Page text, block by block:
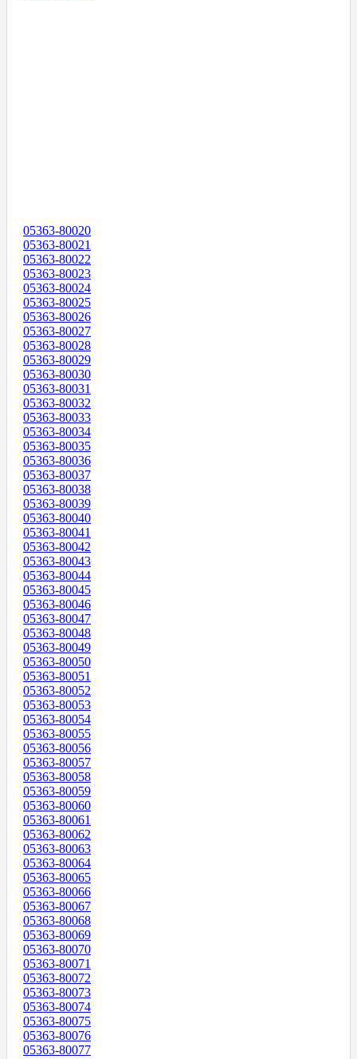
05363-80020
05363-80021
05363-80022
05363-80023
05363-80024
05363-80025
05363-80026
05363-80027
05363-80028
05363-80029
05363-80030
05363-80031
05363-80032
05363-80033
05363-80034
05363-80035
05363-80036
05363-80037
05363-80038
05363-80039
05363-80040
05363-80041
05363-80042
05363-80043
05363-80044
05363-80045
05363-80046
05363-80047
05363-80048
05363-80049
05363-80050
05363-80051
05363-80052
05363-80053
05363-80054
05363-80055
05363-80056
05363-80057
05363-80058
05363-80059
05363-80060
05363-80061
05363-80062
05363-80063
05363-80064
05363-80065
05363-80066
05363-80067
05363-80068
05363-80069
05363-80070
05363-80071
05363-80072
05363-80073
05363-80074
05363-80075
05363-80076
05363-80077